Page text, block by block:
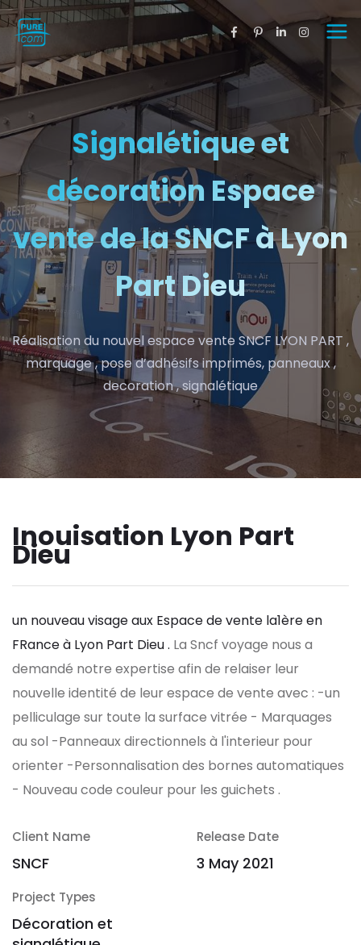
Signalétique et
décoration Espace
vente de la SNCF à Lyon
Part Dieu
Réalisation du nouvel espace vente SNCF LYON PART ,
marquage , pose d’adhésifs imprimés, panneaux ,
decoration , signalétique
Inouisation Lyon Part
Dieu
un nouveau visage aux Espace de vente la1ère en
FRance à Lyon Part Dieu . La Sncf voyage nous a
demandé notre expertise afin de relaiser leur
nouvelle identité de leur espace de vente avec : -un
pelliculage sur toute la surface vitrée - Marquages
au sol -Panneaux directionnels à l'interieur pour
orienter -Personnalisation des bornes automatiques
- Nouveau code couleur pour les guichets .
Client Name
SNCF
Release Date
3 May 2021
Project Types
Décoration et